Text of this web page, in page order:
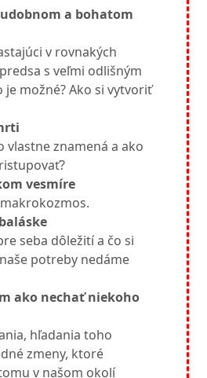
a bohatom
v rovnakých
s veľmi odlišným
možné? Ako si vytvoriť
vlastne znamená a ako
vesmíre
seba dôležití a čo si
potreby nedáme
ako nechať niekoho
hľadania toho
zmeny, ktoré
v našom okolí